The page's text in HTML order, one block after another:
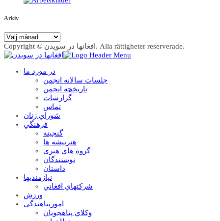
Arkiv
Arkiv
Copyright © افغانها در سویدن. Alla rättigheter reserverade.
در مورد ما
جلسات سالانه انجمن
تاریخچه انجمن
گزارشات
تماس
شوراي زنان
فرهنگي
گنجينه
هنرپيشه ها
گروه هاي هنري
نويسندگان
داستان
نيازمنديها
شرکتهاي افغاني
ورزش
امورپناهندگي
وکلاي پناهجويان